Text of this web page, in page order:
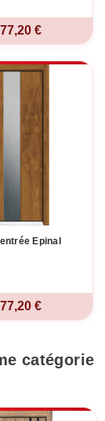
€
Epinal
€
catégorie